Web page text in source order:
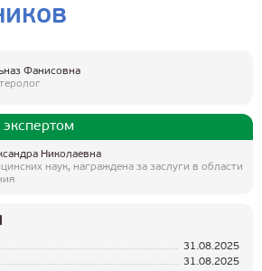
Фанисовна
экспертом
Николаевна
наук, награждена за заслуги в области
31.08.2025
31.08.2025